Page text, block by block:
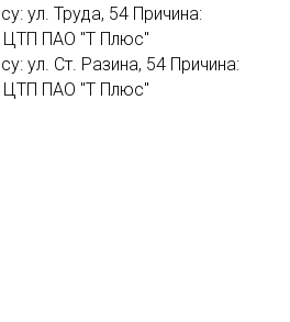
ул. Труда, 54 Причина:
ЦТП ПАО "Т Плюс"
ул. Ст. Разина, 54 Причина:
ЦТП ПАО "Т Плюс"